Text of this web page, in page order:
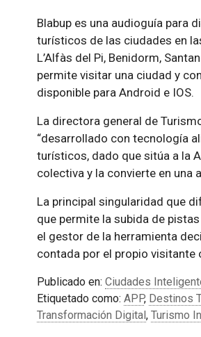
Blabup es una audioguía para
turísticos de las ciudades en
L’Alfàs del Pi, Benidorm,
permite visitar una ciudad y
disponible para Android e IOS.
La directora general de
desarrollado con tecnología
turísticos, dado que sitúa a la
colectiva y la convierte en una
La principal singularidad que
que permite la subida de
el gestor de la herramienta
contada por el propio visitante
Publicado en: Ciudades
Etiquetado como: APP, Destinos
Transformación Digital, Turismo